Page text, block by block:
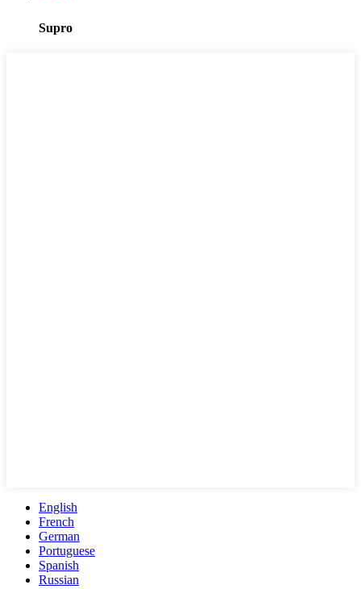
Supro
English
French
German
Portuguese
Spanish
Russian